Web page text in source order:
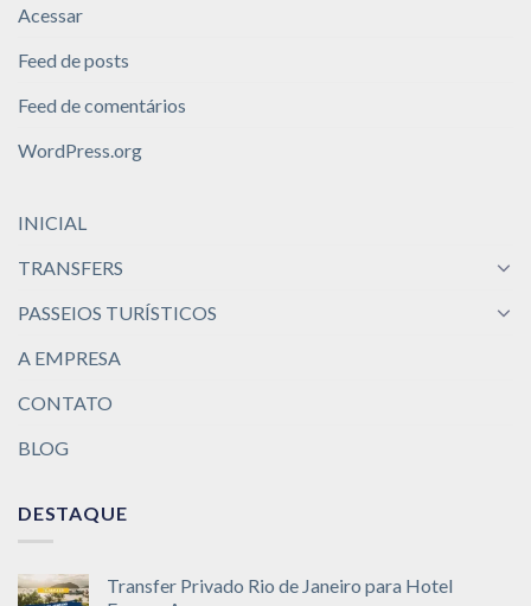
Acessar
Feed de posts
Feed de comentários
WordPress.org
INICIAL
TRANSFERS
PASSEIOS TURÍSTICOS
A EMPRESA
CONTATO
BLOG
DESTAQUE
Transfer Privado Rio de Janeiro para Hotel